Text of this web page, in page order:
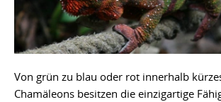
Von grün zu blau oder rot innerhalb
Chamäleons besitzen die einzigartige